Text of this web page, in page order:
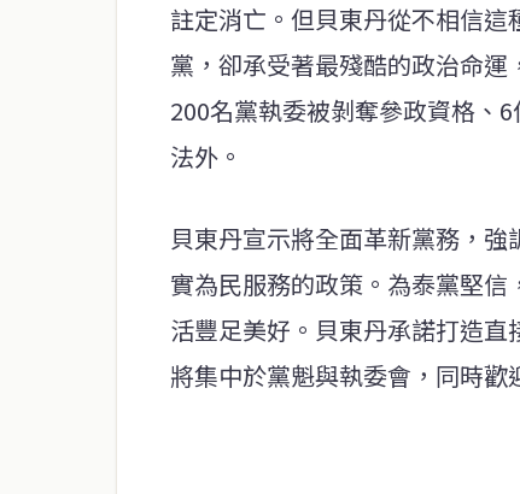
註定消亡。但貝東丹從不相信
黨，卻承受著最殘酷的政治命
200名黨執委被剝奪參政資格、
法外。
貝東丹宣示將全面革新黨務，
實為民服務的政策。為泰黨堅
活豐足美好。貝東丹承諾打造
將集中於黨魁與執委會，同時歡